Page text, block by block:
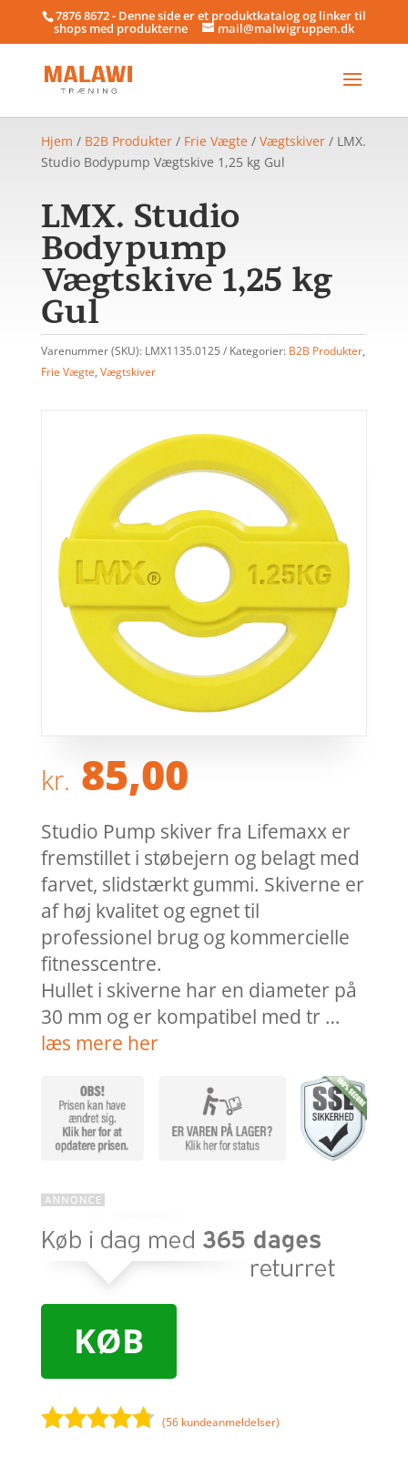
7876 8672 - Denne side er et produktkatalog og linker til
shops med produkterne mail@malwigruppen.dk
Hjem / B2B Produkter/ Frie Vægte/ Vægtskiver/ LMX.
Studio Bodypump Vægtskive 1,25 kg Gul
LMX. Studio
Bodypump
Vægtskive 1,25 kg
Gul
Varenummer (SKU): LMX1135.0125 Kategorier: B2B Produkter,
Frie Vægte, Vægtskiver
kr. 85,00
Studio Pump skiver fra Lifemaxx er
fremstillet i støbejern og belagt med
farvet, slidstærkt gummi. Skiverne er
af høj kvalitet og egnet til
professionel brug og kommercielle
fitnesscentre.
Hullet i skiverne har en diameter på
30 mm og er kompatibel med tr …
læs mere her
KØB
(56 kundeanmeldelser)